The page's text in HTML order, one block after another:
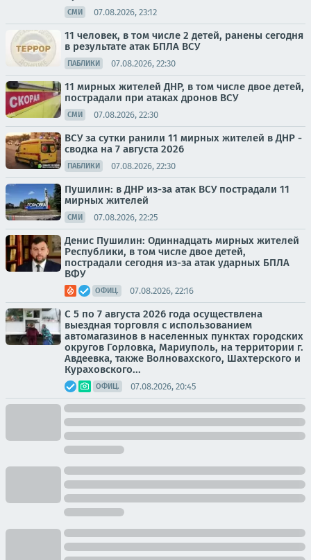
СМИ 07.08.2026, 23:12
11 человек, в том числе 2 детей, ранены сегодня
в результате атак БПЛА ВСУ
ПАБЛИКИ 07.08.2026, 22:30
11 мирных жителей ДНР, в том числе двое детей,
пострадали при атаках дронов ВСУ
СМИ 07.08.2026, 22:30
ВСУ за сутки ранили 11 мирных жителей в ДНР -
сводка на 7 августа 2026
ПАБЛИКИ 07.08.2026, 22:30
Пушилин: в ДНР из-за атак ВСУ пострадали 11
мирных жителей
СМИ 07.08.2026, 22:25
Денис Пушилин: Одиннадцать мирных жителей
Республики, в том числе двое детей,
пострадали сегодня из-за атак ударных БПЛА
ВФУ
ОФИЦ. 07.08.2026, 22:16
С 5 по 7 августа 2026 года осуществлена
выездная торговля с использованием
автомагазинов в населенных пунктах городских
округов Горловка, Мариуполь, на территории г.
Авдеевка, также Волновахского, Шахтерского и
Кураховского...
ОФИЦ. 07.08.2026, 20:45